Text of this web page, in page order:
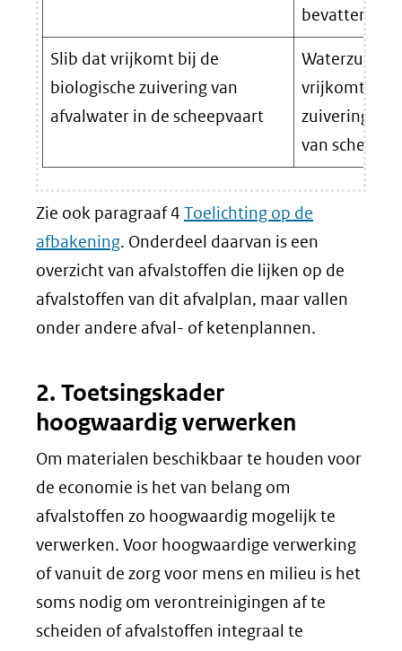
bevatten.
Slib dat vrijkomt bij de
biologische zuivering van
afvalwater in de scheepvaart
vrijkomt bij
zuivering
van schepen.
Zie ook paragraaf 4 Toelichting op de
afbakening. Onderdeel daarvan is een
overzicht van afvalstoffen die lijken op de
afvalstoffen van dit afvalplan, maar vallen
onder andere afval- of ketenplannen.
2. Toetsingskader
hoogwaardig verwerken
Om materialen beschikbaar te houden voor
de economie is het van belang om
afvalstoffen zo hoogwaardig mogelijk te
verwerken. Voor hoogwaardige verwerking
of vanuit de zorg voor mens en milieu is het
soms nodig om verontreinigingen af te
scheiden of afvalstoffen integraal te